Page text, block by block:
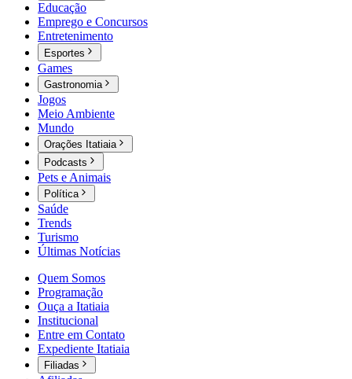
Educação
Emprego e Concursos
Entretenimento
Esportes
Games
Gastronomia
Jogos
Meio Ambiente
Mundo
Orações Itatiaia
Podcasts
Pets e Animais
Política
Saúde
Trends
Turismo
Últimas Notícias
Quem Somos
Programação
Ouça a Itatiaia
Institucional
Entre em Contato
Expediente Itatiaia
Filiadas